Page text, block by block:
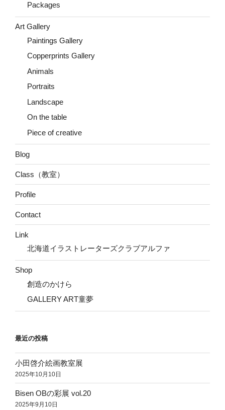
Packages
Art Gallery
Paintings Gallery
Copperprints Gallery
Animals
Portraits
Landscape
On the table
Piece of creative
Blog
Class（教室）
Profile
Contact
Link
北海道イラストレーターズクラブアルファ
Shop
創造のかけら
GALLERY ART童夢
最近の投稿
小田啓介絵画教室展
2025年10月10日
Bisen OBの彩展 vol.20
2025年9月10日